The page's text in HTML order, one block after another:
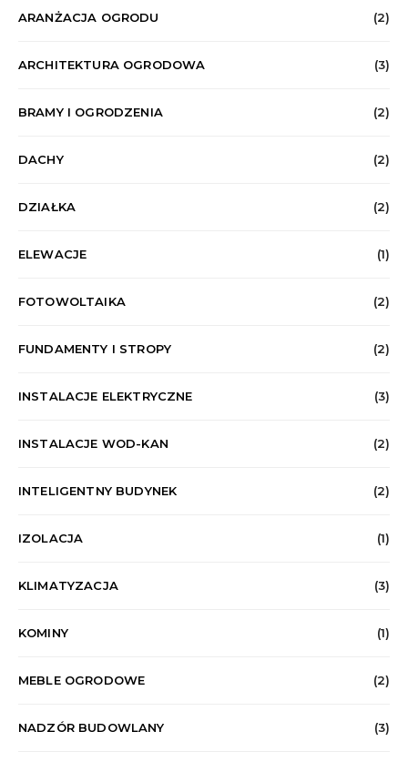
ARANŻACJA OGRODU (2)
ARCHITEKTURA OGRODOWA (3)
BRAMY I OGRODZENIA (2)
DACHY (2)
DZIAŁKA (2)
ELEWACJE (1)
FOTOWOLTAIKA (2)
FUNDAMENTY I STROPY (2)
INSTALACJE ELEKTRYCZNE (3)
INSTALACJE WOD-KAN (2)
INTELIGENTNY BUDYNEK (2)
IZOLACJA (1)
KLIMATYZACJA (3)
KOMINY (1)
MEBLE OGRODOWE (2)
NADZÓR BUDOWLANY (3)